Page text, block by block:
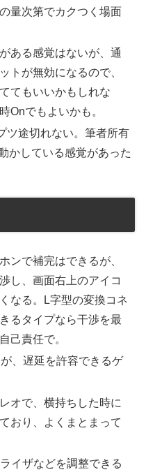
量次第でカクつく場面
ある感覚はないが、通
トが無効になるので、
てもいいかもしれな
Onでもよいかも。
ツ途切れない。筆者所有
かしている感覚があった
ンで補完はできるが、
し、画面右上のアイコ
なる。L字型の変換コネ
るタイプなら干渉を最
己責任で。
、遅延を許容できるゲ
オで、横持ちした時に
おり、よくまとまって
イザなどを調整できる